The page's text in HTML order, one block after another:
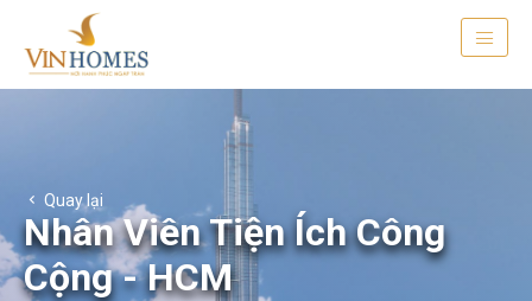
Quay lại
Nhân Viên Tiện Ích Công
Cộng - HCM